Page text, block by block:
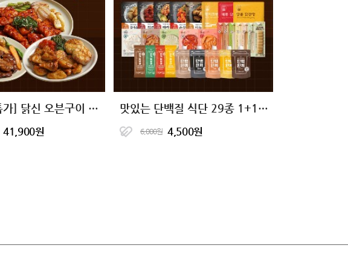
[10+10 특가] 닭신 오븐구이 닭안심살 7종 골라담기
41,900원
맛있는 단백질 식단 29종 1+1+1 골라담기
6,000원 4,500원